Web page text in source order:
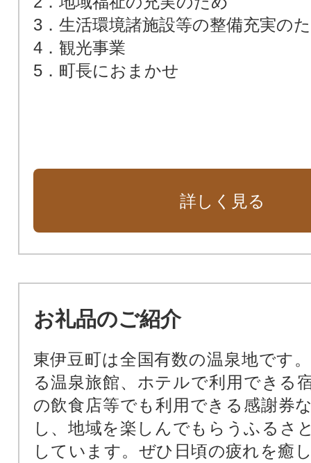
3．生活環境諸施設等の整備充実の
4．観光事業
5．町長におまかせ
詳しく見る
お礼品のご紹介
東伊豆町は全国有数の温泉地です
る温泉旅館、ホテルで利用できる
の飲食店等でも利用できる感謝券
し、地域を楽しんでもらうふるさ
しています。ぜひ日頃の疲れを癒